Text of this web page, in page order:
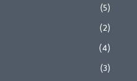
(5)
(2)
(4)
(3)